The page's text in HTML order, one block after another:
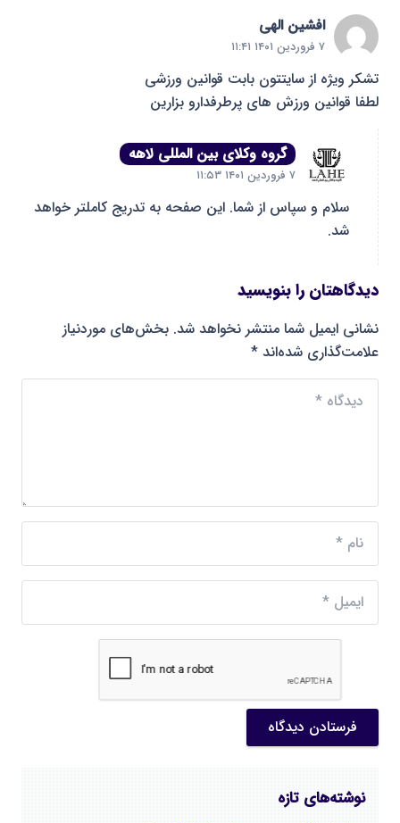
افشین الهی
۷ فروردین ۱۴۰۱ ۱۱:۴۱
تشکر ویژه از سایتتون بابت قوانین ورزشی
لطفا قوانین ورزش های پرطرفدارو بزارین
گروه وکلای بین المللی لاهه
۷ فروردین ۱۴۰۱ ۱۱:۵۳
سلام و سپاس از شما. این صفحه به تدریج کاملتر خواهد
شد.
دیدگاهتان را بنویسید
نشانی ایمیل شما منتشر نخواهد شد. بخش‌های موردنیاز
علامت‌گذاری شده‌اند *
فرستادن دیدگاه
نوشته‌های تازه